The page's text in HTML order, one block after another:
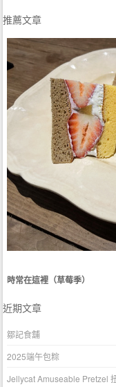
推薦文章
時常在這裡（草莓季）
近期文章
鄒記食舖
2025端午包粽
Jellycat Amuseable Pretzel